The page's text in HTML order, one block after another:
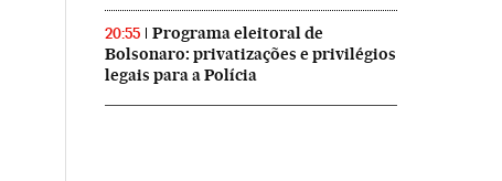
20:55
Programa eleitoral de
Bolsonaro: privatizações e privilégios
legais para a Polícia